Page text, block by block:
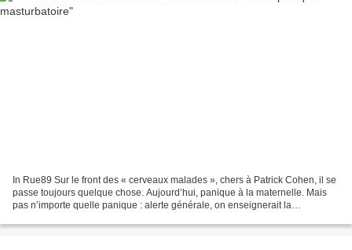
In Rue89 Sur le front des « cerveaux malades », chers à Patrick Cohen, il se
passe toujours quelque chose. Aujourd’hui, panique à la maternelle. Mais
pas n’importe quelle panique : alerte générale, on enseignerait la